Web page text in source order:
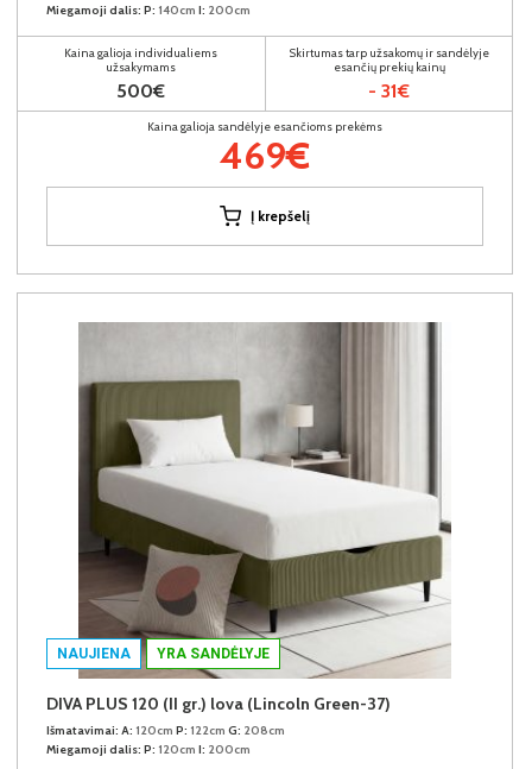
Miegamoji dalis: P: 140cm I: 200cm
Kaina galioja individualiems
užsakymams
500€
Skirtumas tarp užsakomų ir sandėlyje
esančių prekių kainų
- 31€
Kaina galioja sandėlyje esančioms prekėms
469€
Į krepšelį
NAUJIENA YRA SANDĖLYJE
DIVA PLUS 120 (II gr.) lova (Lincoln Green-37)
Išmatavimai: A: 120cm P: 122cm G: 208cm
Miegamoji dalis: P: 120cm I: 200cm